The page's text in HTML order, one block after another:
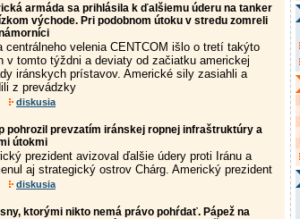
armáda sa prihlásila k ďalšiemu úderu na tanker
východe. Pri podobnom útoku v stredu zomreli
centrálneho velenia CENTCOM išlo o tretí takýto
v tomto týždni a deviaty od začiatku americkej
iránskych prístavov. Americké sily zasiahli a
z prevádzky
diskusia
pohrozil prevzatím iránskej ropnej infraštruktúry a
útokmi
prezident avizoval ďalšie údery proti Iránu a
aj strategický ostrov Chárg. Americký prezident
diskusia
sny, ktorými nikto nemá právo pohŕdať. Pápež na